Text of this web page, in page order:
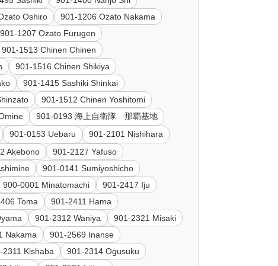
Oshiro
901-1206 Ozato Nakama
901-1207 Ozato Furugen
901-1513 Chinen Chinen
901-1516 Chinen Shikiya
901-1415 Sashiki Shinkai
901-1512 Chinen Yoshitomi
901-0193 海上自衛隊 那覇基地
901-0153 Uebaru
901-2101 Nishihara
Akebono
901-2127 Yafuso
901-0141 Sumiyoshicho
900-0001 Minatomachi
901-2417 Iju
Toma
901-2411 Hama
901-2312 Waniya
901-2321 Misaki
Nakama
901-2569 Inanse
2311 Kishaba
901-2314 Ogusuku